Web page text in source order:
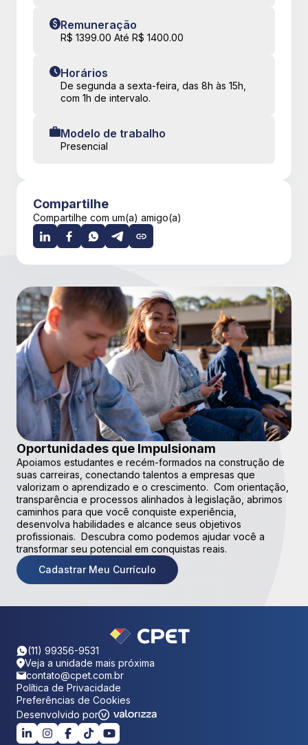
Remuneração
R$ 1399.00 Até R$ 1400.00
Horários
De segunda a sexta-feira, das 8h às 15h,
com 1h de intervalo.
Modelo de trabalho
Presencial
Compartilhe
Compartilhe com um(a) amigo(a)
Oportunidades que Impulsionam
Apoiamos estudantes e recém-formados na construção de
suas carreiras, conectando talentos a empresas que
valorizam o aprendizado e o crescimento. Com orientação,
transparência e processos alinhados à legislação, abrimos
caminhos para que você conquiste experiência,
desenvolva habilidades e alcance seus objetivos
profissionais. Descubra como podemos ajudar você a
transformar seu potencial em conquistas reais.
Cadastrar Meu Currículo
(11) 99356-9531
Veja a unidade mais próxima
contato@cpet.com.br
Política de Privacidade
Preferências de Cookies
Desenvolvido por